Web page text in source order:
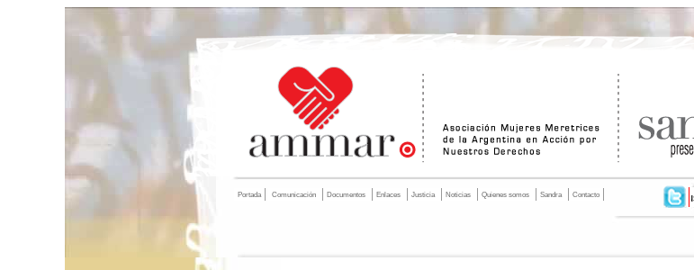
Portada Comunicación Documentos Enlaces Justicia Noticias Quienes somos Sandra Contacto